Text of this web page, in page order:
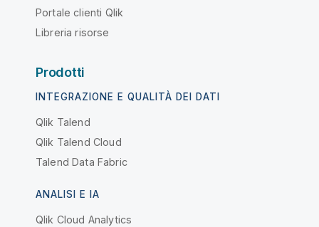
Portale clienti Qlik
Libreria risorse
Prodotti
INTEGRAZIONE E QUALITÀ DEI DATI
Qlik Talend
Qlik Talend Cloud
Talend Data Fabric
ANALISI E IA
Qlik Cloud Analytics